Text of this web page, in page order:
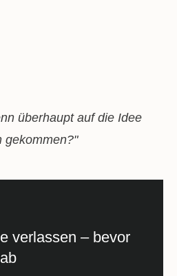
überhaupt auf die Idee
gekommen?"
verlassen – bevor